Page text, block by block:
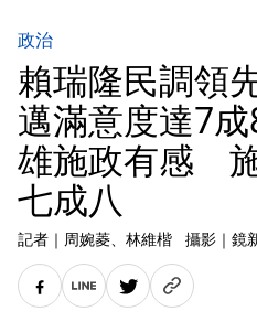
政治
賴瑞隆民調領
邁滿意度達7
雄施政有感
七成八
記者 ｜ 周婉菱、林維楷 攝影 ｜ 鏡